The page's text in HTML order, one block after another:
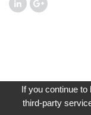
If you continue
third-party